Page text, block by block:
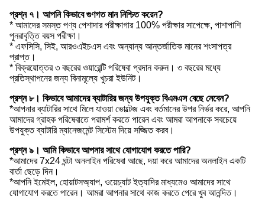
প্রশ্ন ৭। আপনি কিভাবে গুণগত মান নিশ্চিত করেন?
* আমাদের সমস্ত পণ্য পেশাদার পরীক্ষাগার 100% পরীক্ষার সাপেক্ষে, পাশাপাশি
পুনরাবৃত্তি বয়স পরীক্ষা।
* এফসিসি, সিই, আরওএইচএস এবং অন্যান্য আন্তর্জাতিক মানের শংসাপত্র
প্রাপ্ত।
* বিক্রয়োত্তর ৩ বছরের ওয়ারেন্টি পরিষেবা প্রদান করুন। ৩ বছরের মধ্যে
প্রতিস্থাপনের জন্য বিনামূল্যে খুচরা ইউনিট।
প্রশ্ন ৮। কিভাবে আমাদের ব্যাটারির জন্য উপযুক্ত বিএমএস বেছে নেবেন?
*আপনার ব্যাটারির সাথে মিলে যাওয়া ভোল্টেজ এবং বর্তমানের উপর নির্ভর করে, আপনি
আমাদের গ্রাহক পরিষেবাতে পরামর্শ করতে পারেন এবং আমরা আপনাকে সবচেয়ে
উপযুক্ত ব্যাটারি ম্যানেজমেন্ট সিস্টেম দিয়ে সজ্জিত করব।
প্রশ্ন ৯। আমি কিভাবে আপনার সাথে যোগাযোগ করতে পারি?
*আমাদের 7x24 ঘন্টা অনলাইন পরিষেবা আছে, দয়া করে আমাদের অনলাইন একটি
বার্তা ছেড়ে দিন।
*আপনি ইমেইল, হোয়াটসঅ্যাপ, ওয়েচ্যাট ইত্যাদির মাধ্যমেও আমাদের সাথে
যোগাযোগ করতে পারেন। আমরা আপনার সাথে কাজ করতে পেরে খুব আনন্দিত।